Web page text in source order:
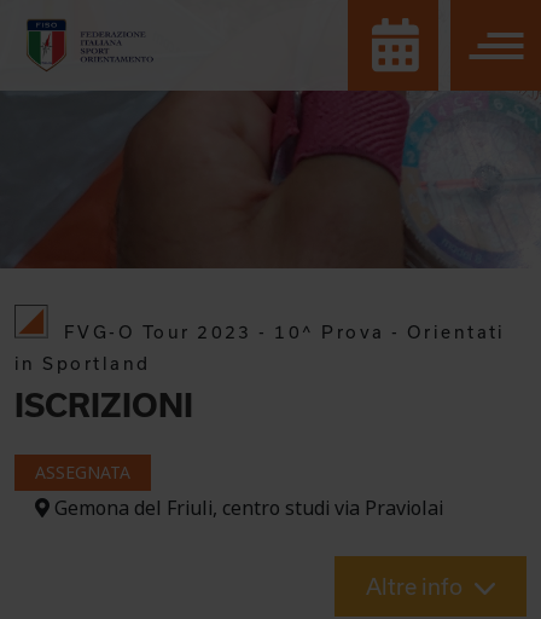
FVG-O Tour 2023 - 10^ Prova - Orientati
in Sportland
ISCRIZIONI
ASSEGNATA
Gemona del Friuli, centro studi via Praviolai
Altre info